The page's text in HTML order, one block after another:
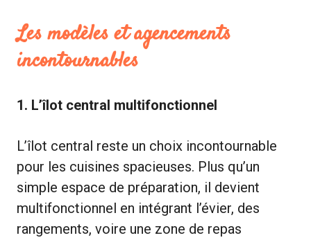
Les modèles et agencements
incontournables
1. L’îlot central multifonctionnel
L’îlot central reste un choix incontournable
pour les cuisines spacieuses. Plus qu’un
simple espace de préparation, il devient
multifonctionnel en intégrant l’évier, des
rangements, voire une zone de repas